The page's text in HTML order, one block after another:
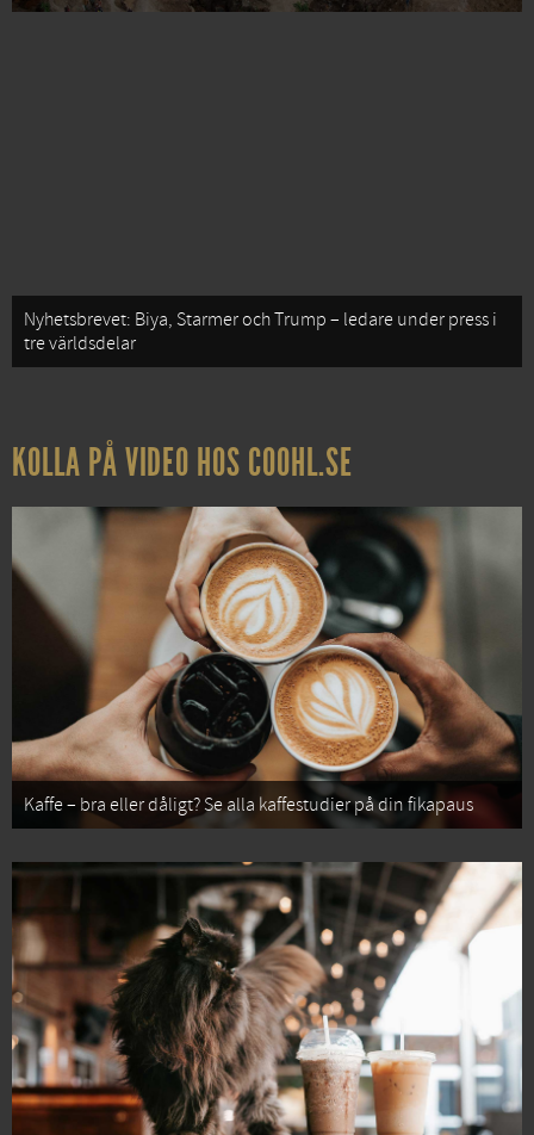
Nyhetsbrevet: Biya, Starmer och Trump – ledare under press i
tre världsdelar
KOLLA PÅ VIDEO HOS COOHL.SE
Kaffe – bra eller dåligt? Se alla kaffestudier på din fikapaus